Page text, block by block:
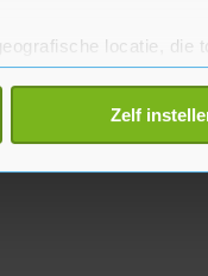
locatie, die
actief te scannen op
worden
in de
Zelf